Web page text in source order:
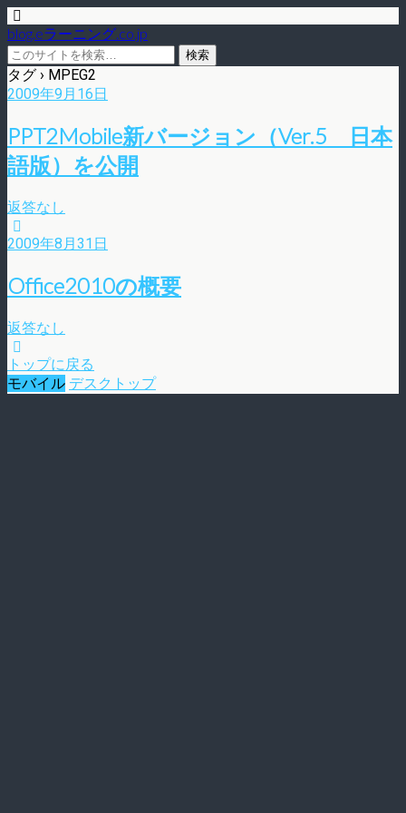
blog.eラーニング.co.jp
タグ › MPEG2
2009年9月16日
PPT2Mobile新バージョン（Ver.5 日本
語版）を公開
返答なし
2009年8月31日
Office2010の概要
返答なし
トップに戻る
モバイル デスクトップ